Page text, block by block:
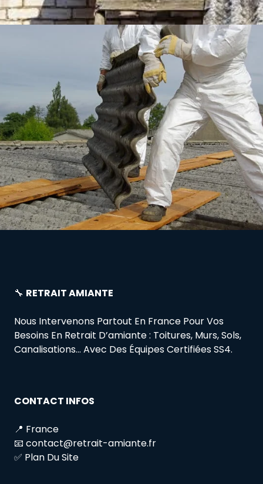
🔧 RETRAIT AMIANTE
Nous Intervenons Partout En France Pour Vos
Besoins En Retrait D’amiante : Toitures, Murs, Sols,
Canalisations… Avec Des Équipes Certifiées SS4.
CONTACT INFOS
📍 France
📧 contact@retrait-amiante.fr
✅ Plan Du Site